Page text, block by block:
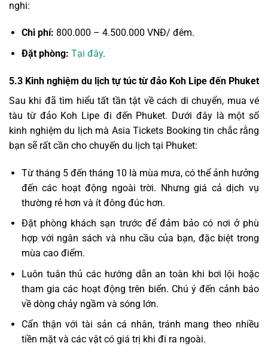
nghi:
Chi phí: 800.000 – 4.500.000 VNĐ/ đêm.
Đặt phòng: Tại đây.
5.3 Kinh nghiệm du lịch tự túc từ đảo Koh Lipe đến Phuket
Sau khi đã tìm hiểu tất tần tật về cách di chuyển, mua vé
tàu từ đảo Koh Lipe đi đến Phuket. Dưới đây là một số
kinh nghiệm du lịch mà Asia Tickets Booking tin chắc rằng
bạn sẽ rất cần cho chuyến du lịch tại Phuket:
Từ tháng 5 đến tháng 10 là mùa mưa, có thể ảnh hưởng
đến các hoạt động ngoài trời. Nhưng giá cả dịch vụ
thường rẻ hơn và ít đông đúc hơn.
Đặt phòng khách sạn trước để đảm bảo có nơi ở phù
hợp với ngân sách và nhu cầu của bạn, đặc biệt trong
mùa cao điểm.
Luôn tuân thủ các hướng dẫn an toàn khi bơi lội hoặc
tham gia các hoạt động trên biển. Chú ý đến cảnh báo
về dòng chảy ngầm và sóng lớn.
Cẩn thận với tài sản cá nhân, tránh mang theo nhiều
tiền mặt và các vật có giá trị khi đi ra ngoài.